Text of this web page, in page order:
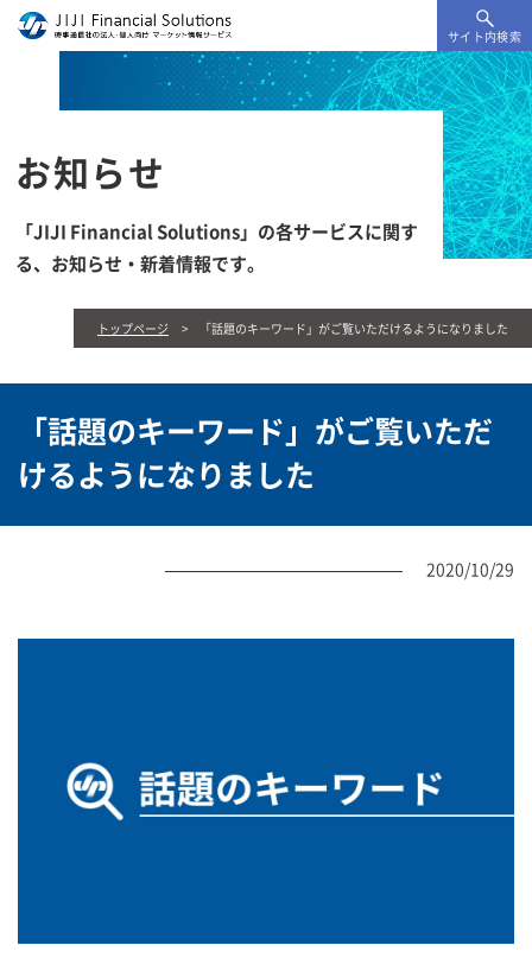
サイト内検索
お知らせ
「JIJI Financial Solutions」の各サービスに関す
る、 お知らせ・新着情報です。
トップページ 「話題のキーワード」がご覧いただけるようになりました
「話題のキーワード」がご覧いただ
けるようになりました
2020/10/29